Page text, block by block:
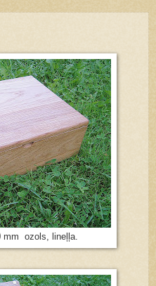
mm ozols, lineļļa.